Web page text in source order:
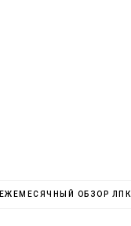
ЕЖЕМЕСЯЧНЫЙ ОБЗОР ЛПК